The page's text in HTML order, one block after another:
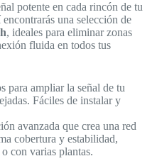
potente en cada rincón de tu
una selección de
, ideales para eliminar zonas
fluida en todos tus
para ampliar la señal de tu
Fáciles de instalar y
avanzada que crea una red
cobertura y estabilidad,
con varias plantas.